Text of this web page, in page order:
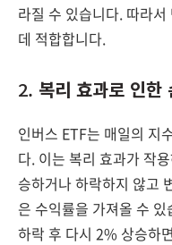
라질 수 있습니다. 따라
데 적합합니다.
2. 복리 효과로 인한
인버스 ETF는 매일의 지
다. 이는 복리 효과가 작
승하거나 하락하지 않고
은 수익률을 가져올 수
하락 후 다시 2% 상승하